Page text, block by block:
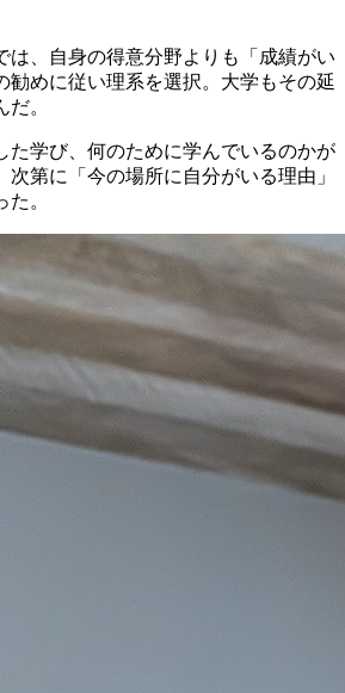
は、自身の得意分野よりも「成績がい
勧めに従い理系を選択。大学もその延
。
た学び、何のために学んでいるのかが
第に「今の場所に自分がいる理由」
。